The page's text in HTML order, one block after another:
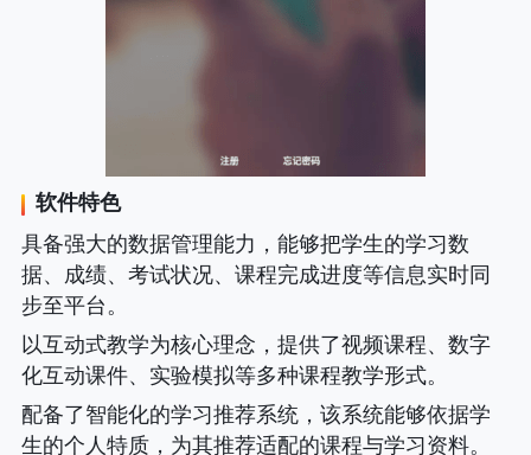
软件特色
具备强大的数据管理能力，能够把学生的学习数
据、成绩、考试状况、课程完成进度等信息实时同
步至平台。
以互动式教学为核心理念，提供了视频课程、数字
化互动课件、实验模拟等多种课程教学形式。
配备了智能化的学习推荐系统，该系统能够依据学
生的个人特质，为其推荐适配的课程与学习资料。